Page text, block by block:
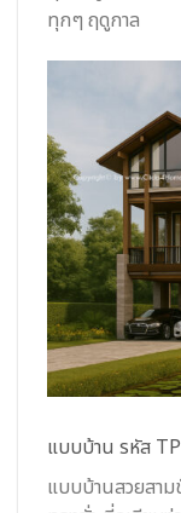
ทุกๆ ฤดูกาล
แบบบ้าน รหัส
แบบบ้านสวยสา